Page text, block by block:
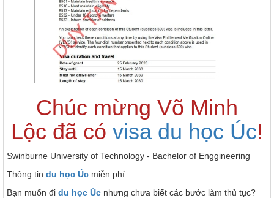
Chúc mừng Võ Minh
Lộc đã có visa du học Úc!
Swinburne University of Technology - Bachelor of Enggineering
Thông tin du học Úc miễn phí
Bạn muốn đi du học Úc nhưng chưa biết các bước làm thủ tục?